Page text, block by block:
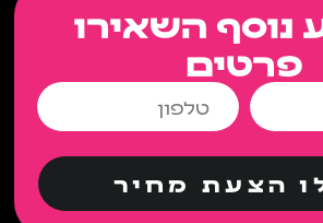
נוסף השאירו
פרטים
הצעת מחיר